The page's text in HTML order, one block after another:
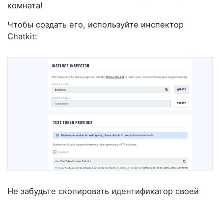
комната!
Чтобы создать его, используйте инспектор
Chatkit:
Не забудьте скопировать идентификатор своей